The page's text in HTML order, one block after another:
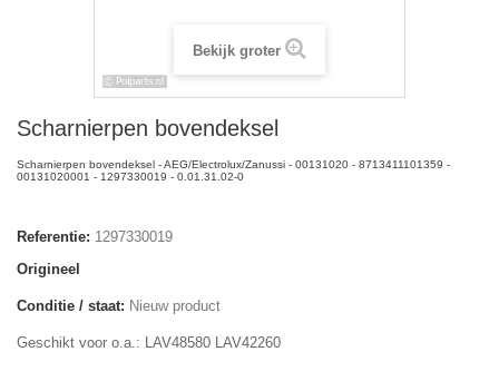
Bekijk groter
Scharnierpen bovendeksel
Scharnierpen bovendeksel - AEG/Electrolux/Zanussi - 00131020 - 8713411101359 -
00131020001 - 1297330019 - 0.01.31.02-0
Referentie: 1297330019
Origineel
Conditie / staat: Nieuw product
Geschikt voor o.a.: LAV48580 LAV42260